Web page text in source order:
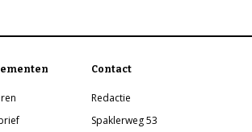
Contact
Redactie
Spaklerweg 53